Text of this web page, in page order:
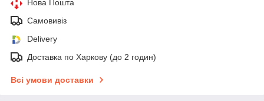
Нова Пошта
Самовивіз
Delivery
Доставка по Харкову (до 2 годин)
Всі умови доставки